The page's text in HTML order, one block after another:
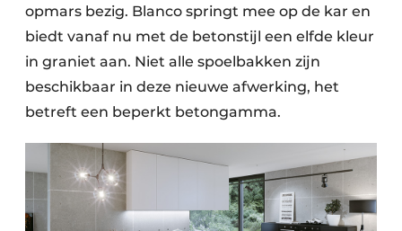
opmars bezig. Blanco springt mee op de kar en
biedt vanaf nu met de betonstijl een elfde kleur
in graniet aan. Niet alle spoelbakken zijn
beschikbaar in deze nieuwe afwerking, het
betreft een beperkt betongamma.